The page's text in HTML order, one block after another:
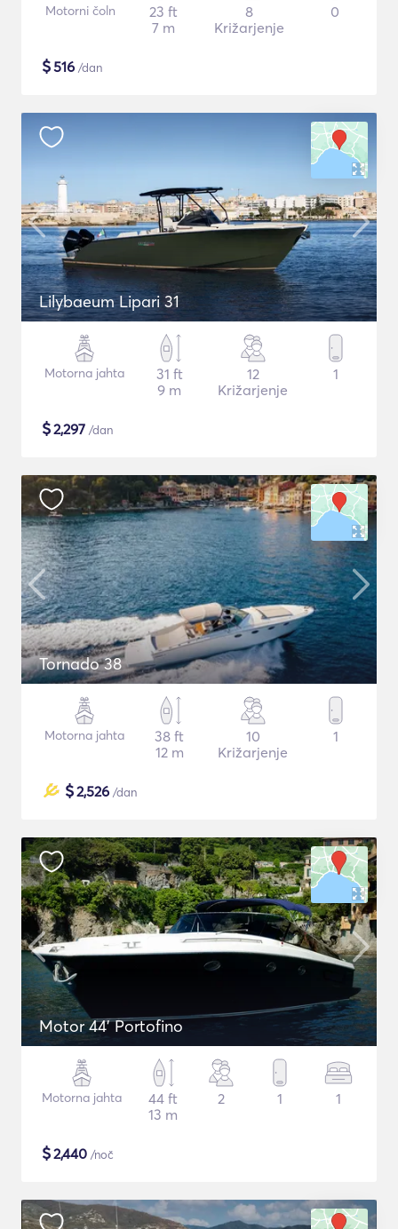
Motorni čoln
23 ft
7 m
8
Križarjenje
0
$516 /dan
Lilybaeum Lipari 31
Motorna jahta
31 ft
9 m
12
Križarjenje
1
$2,297 /dan
Tornado 38
Motorna jahta
38 ft
12 m
10
Križarjenje
1
$2,526 /dan
Motor 44' Portofino
Motorna jahta
44 ft
13 m
2 1 1
$2,440 /noč